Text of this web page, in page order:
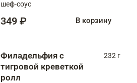
шеф-соус
349 ₽ В корзину
Филадельфия с
тигровой креветкой
ролл
232 г